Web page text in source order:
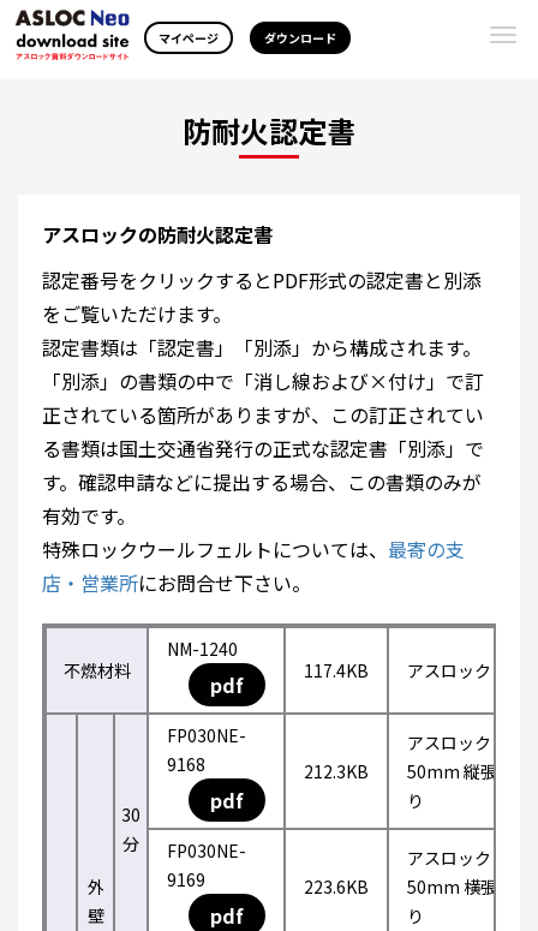
マイページ ダウンロード
防耐火認定書
アスロックの防耐火認定書
認定番号をクリックするとPDF形式の認定書と別添
をご覧いただけます。
認定書類は「認定書」「別添」から構成されます。
「別添」の書類の中で「消し線および×付け」で訂
正されている箇所がありますが、この訂正されてい
る書類は国土交通省発行の正式な認定書「別添」で
す。確認申請などに提出する場合、この書類のみが
有効です。
特殊ロックウールフェルトについては、 最寄の支
店・営業所にお問合せ下さい。
不燃材料
NM-1240
pdf 117.4KB アスロック
外
壁
30
分
FP030NE-
9168
pdf
212.3KB
アスロック
50mm 縦張
り
FP030NE-
9169
pdf
223.6KB
アスロック
50mm 横張
り